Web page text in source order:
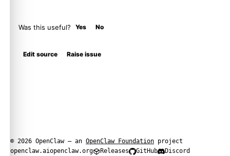
Was this useful? Yes No
Edit source Raise issue
© 2026 OpenClaw — an OpenClaw Foundation project
openclaw.aiopenclaw.org Releases GitHub Discord